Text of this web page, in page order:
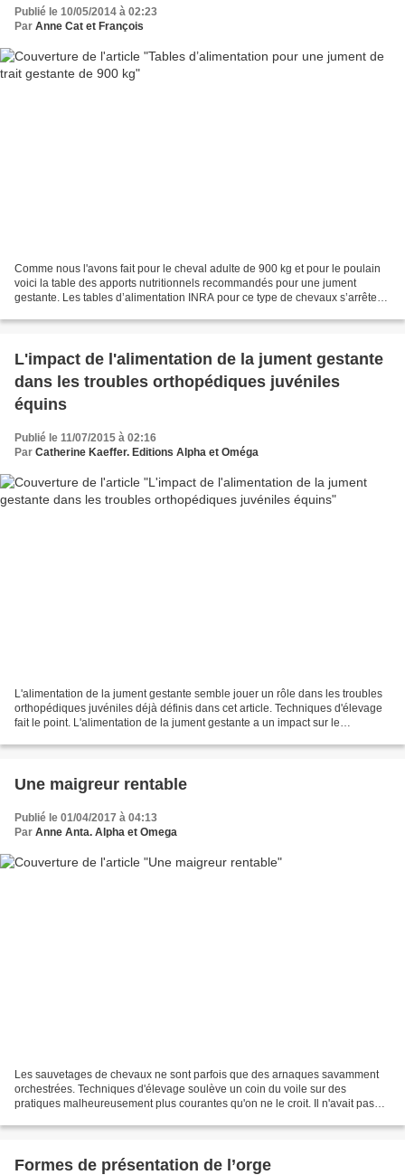
Publié le 10/05/2014 à 02:23
Par Anne Cat et François
Comme nous l'avons fait pour le cheval adulte de 900 kg et pour le poulain
voici la table des apports nutritionnels recommandés pour une jument
gestante. Les tables d’alimentation INRA pour ce type de chevaux s’arrêtent
L'impact de l'alimentation de la jument gestante
dans les troubles orthopédiques juvéniles
équins
Publié le 11/07/2015 à 02:16
Par Catherine Kaeffer. Editions Alpha et Oméga
L'alimentation de la jument gestante semble jouer un rôle dans les troubles
orthopédiques juvéniles déjà définis dans cet article. Techniques d'élevage
fait le point. L'alimentation de la jument gestante a un impact sur le
Une maigreur rentable
Publié le 01/04/2017 à 04:13
Par Anne Anta. Alpha et Omega
Les sauvetages de chevaux ne sont parfois que des arnaques savamment
orchestrées. Techniques d'élevage soulève un coin du voile sur des
pratiques malheureusement plus courantes qu'on ne le croit. Il n'avait pas
Formes de présentation de l’orge